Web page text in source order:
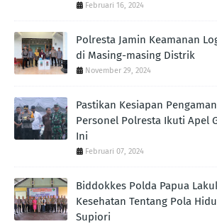
Februari 16, 2024
Polresta Jamin Keamanan
di Masing-masing Distrik
November 29, 2024
Pastikan Kesiapan
Personel Polresta Ikuti Apel
Ini
Februari 07, 2024
Biddokkes Polda Papua
Kesehatan Tentang Pola
Supiori